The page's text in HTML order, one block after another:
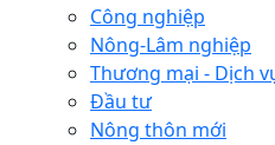
Công nghiệp
Nông-Lâm nghiệp
Thương mại - Dịch
Đầu tư
Nông thôn mới